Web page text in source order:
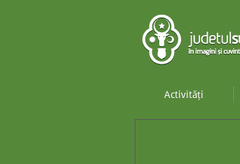
Activități